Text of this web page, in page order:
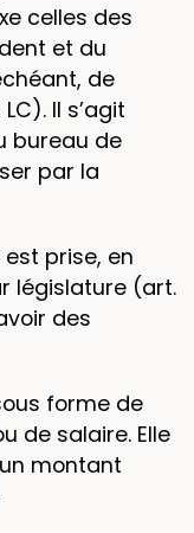
celles des
et du
de
Il s’agit
bureau de
par la
prise, en
législature (art.
des
forme de
de salaire. Elle
montant